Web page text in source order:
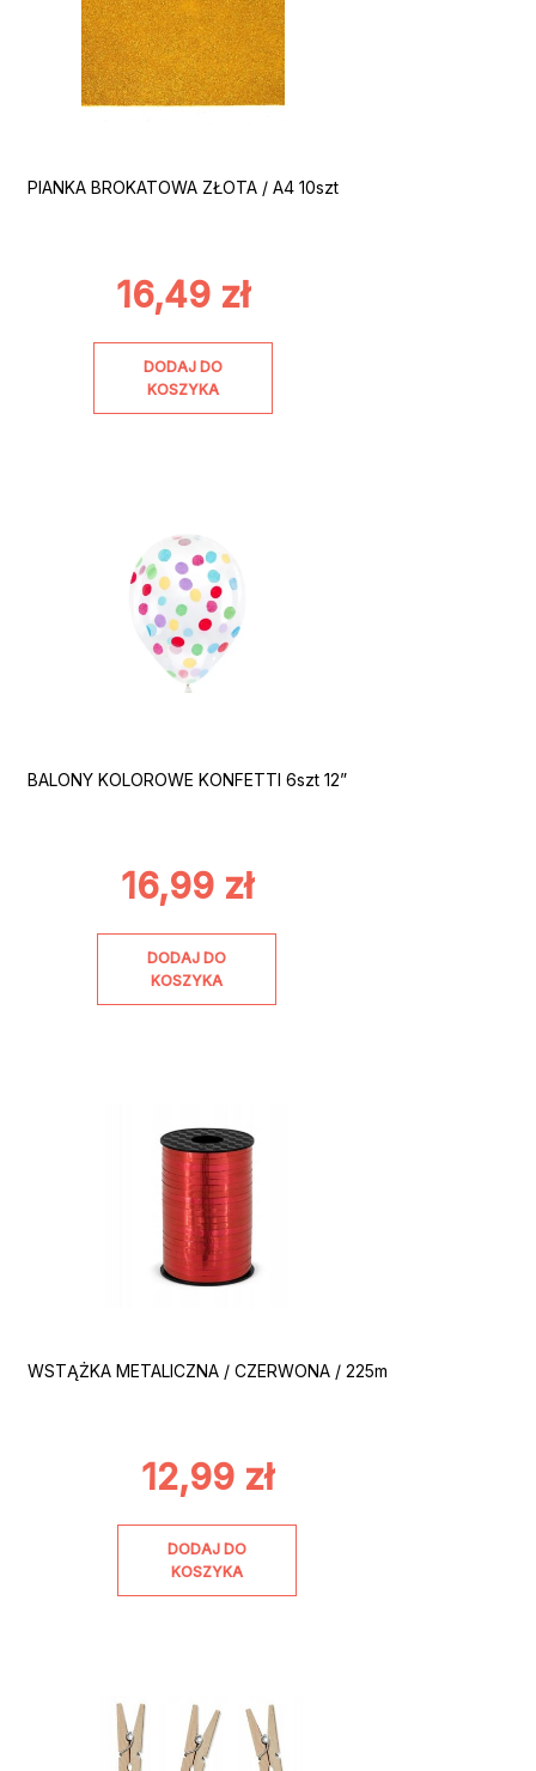
PIANKA BROKATOWA ZŁOTA / A4 10szt
16,49 zł
DODAJ DO
KOSZYKA
BALONY KOLOROWE KONFETTI 6szt 12”
16,99 zł
DODAJ DO
KOSZYKA
WSTĄŻKA METALICZNA / CZERWONA / 225m
12,99 zł
DODAJ DO
KOSZYKA